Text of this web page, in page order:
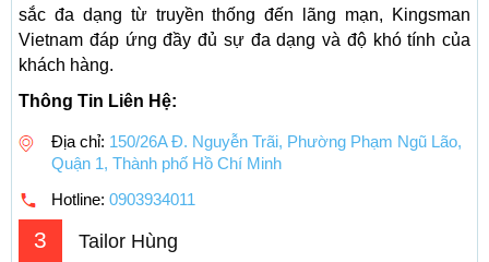
sắc đa dạng từ truyền thống đến lãng mạn, Kingsman
Vietnam đáp ứng đầy đủ sự đa dạng và độ khó tính của
khách hàng.
Thông Tin Liên Hệ:
Địa chỉ: 150/26A Đ. Nguyễn Trãi, Phường Phạm Ngũ Lão,
Quận 1, Thành phố Hồ Chí Minh
Hotline: 0903934011
3 Tailor Hùng